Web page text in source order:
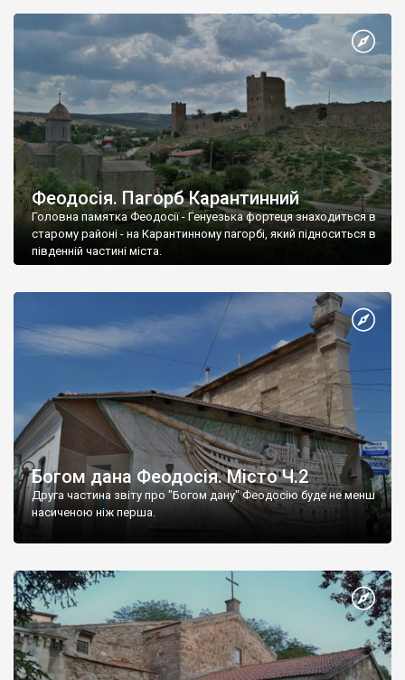
Феодосія. Пагорб Карантинний
Головна памятка Феодосії - Генуезька фортеця знаходиться в
старому районі - на Карантинному пагорбі, який підноситься в
південній частині міста.
Богом дана Феодосія. Місто Ч.2
Друга частина звіту про "Богом дану" Феодосію буде не менш
насиченою ніж перша.